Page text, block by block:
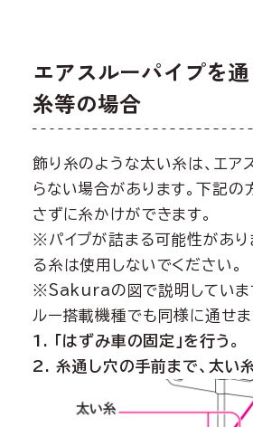
エアスルーパイプを
糸等の場合
飾り糸のような太い糸は、エア
らない場合があります。下記の
さずに糸かけができます。
※パイプが詰まる可能性があり
る糸は使用しないでください。
※Sakuraの図で説明していま
ルー搭載機種でも同様に通せま
1. 「はずみ車の固定」を行う。
2. 糸通し穴の手前まで、太い糸